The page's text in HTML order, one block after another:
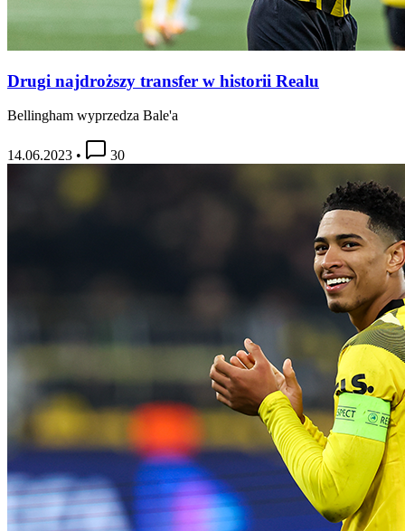
Drugi najdroższy transfer w historii Realu
Bellingham wyprzedza Bale'a
14.06.2023 • 30